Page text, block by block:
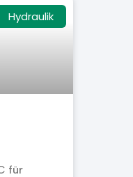
Hydraulik
für